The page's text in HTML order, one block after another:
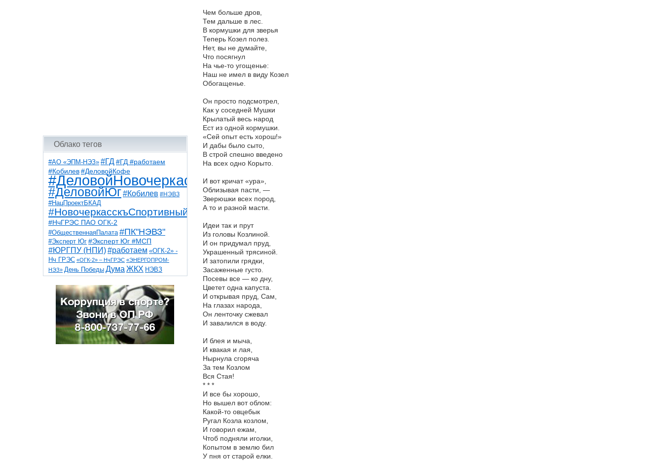
Облако тегов
#АО «ЭПМ-НЭЗ» #ГД #ГД #работаем
#Кобилев #ДеловойКофе
#ДеловойНовочеркасск
#ДеловойЮг#Кобилев #НЭВЗ
#НацПроектБКАД
#НовочеркасскъСпортивный
#НчГРЭС ПАО ОГК-2
#ОбщественнаяПалата #ПК"НЭВЗ"
#Эксперт Юг #Эксперт Юг #МСП
#ЮРГПУ (НПИ)#работаем «ОГК-2» -
Нч ГРЭС «ОГК-2» – НчГРЭС «ЭНЕРГОПРОМ-
НЭЗ» День Победы Дума ЖКХ НЭВЗ
НчГРЭС ТНТ
благоустройствоветераны выборы
детидороги казаки коррупция космос
общественная палата парк пожар роща
спорт театр транспорт художники
Чем больше дров,
Тем дальше в лес.
В кормушки для зверья
Теперь Козел полез.
Нет, вы не думайте,
Что посягнул
На чье-то угощенье:
Наш не имел в виду Козел
Обогащенье.
Он просто подсмотрел,
Как у соседней Мушки
Крылатый весь народ
Ест из одной кормушки.
«Сей опыт есть хорош!»
И дабы было сыто,
В строй спешно введено
На всех одно Корыто.
И вот кричат «ура»,
Облизывая пасти, —
Зверюшки всех пород,
А то и разной масти.
Идеи так и прут
Из головы Козлиной.
И он придумал пруд,
Украшенный трясиной.
И затопили грядки,
Засаженные густо.
Посевы все — ко дну,
Цветет одна капуста.
И открывая пруд, Сам,
На глазах народа,
Он ленточку сжевал
И завалился в воду.
И блея и мыча,
И квакая и лая,
Нырнула сгоряча
За тем Козлом
Вся Стая!
* * *
И все бы хорошо,
Но вышел вот облом:
Какой-то овцебык
Ругал Козла козлом,
И говорил ежам,
Чтоб подняли иголки,
Копытом в землю бил
У пня от старой елки.